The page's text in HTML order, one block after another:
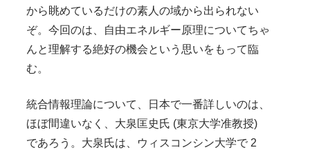
から眺めているだけの素人の域から出られない
ぞ。今回のは、自由エネルギー原理についてちゃ
んと理解する絶好の機会という思いをもって臨
む。
統合情報理論について、日本で一番詳しいのは、
ほぼ間違いなく、大泉匡史氏 (東京大学准教授)
であろう。大泉氏は、ウィスコンシン大学で 2